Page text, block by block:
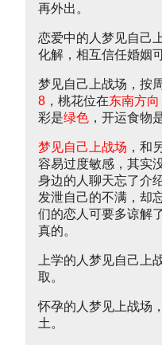
再外出。
恋爱中的人梦见自己
化解，相互信任婚姻
梦见自己上战场，按
8 ，桃花位在东南方向
彩是绿色 ，开运食物
梦见自己上战场 ，和
容易过度敏感，其实
身边的人聊天忘了介
发泄自己的不满，却
们的恋人可要多谅解
真的。
上学的人梦见自己上
取。
怀孕的人梦见上战场
土。